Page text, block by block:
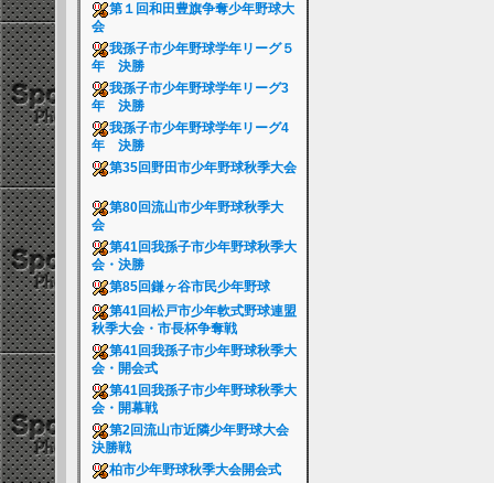
第１回和田豊旗争奪少年野球大
会
我孫子市少年野球学年リーグ５
年 決勝
我孫子市少年野球学年リーグ3
年 決勝
我孫子市少年野球学年リーグ4
年 決勝
第35回野田市少年野球秋季大会
第80回流山市少年野球秋季大
会
第41回我孫子市少年野球秋季大
会・決勝
第85回鎌ヶ谷市民少年野球
第41回松戸市少年軟式野球連盟
秋季大会・市長杯争奪戦
第41回我孫子市少年野球秋季大
会・開会式
第41回我孫子市少年野球秋季大
会・開幕戦
第2回流山市近隣少年野球大会
決勝戦
柏市少年野球秋季大会開会式